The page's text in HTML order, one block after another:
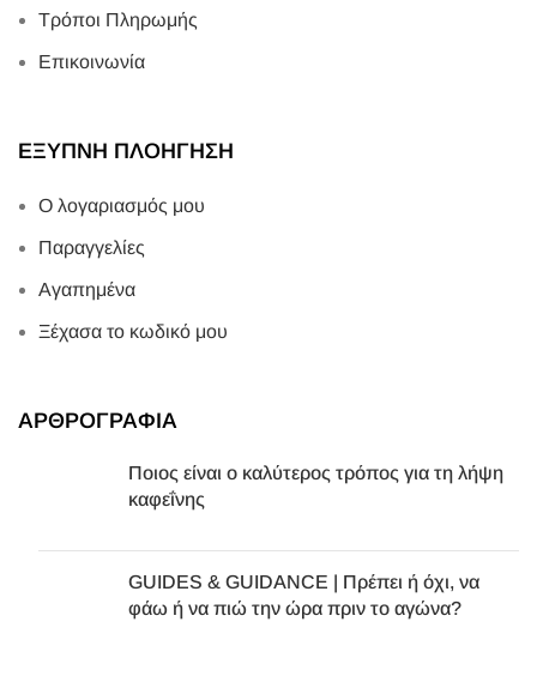
Τρόποι Πληρωμής
Επικοινωνία
ΕΞΥΠΝΗ ΠΛΟΗΓΗΣΗ
Ο λογαριασμός μου
Παραγγελίες
Αγαπημένα
Ξέχασα το κωδικό μου
ΑΡΘΡΟΓΡΑΦΙΑ
Ποιος είναι ο καλύτερος τρόπος για τη λήψη
καφεΐνης
GUIDES & GUIDANCE | Πρέπει ή όχι, να
φάω ή να πιώ την ώρα πριν το αγώνα?